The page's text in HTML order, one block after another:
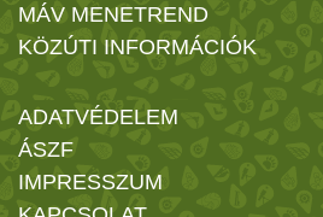
MÁV MENETREND
KÖZÚTI INFORMÁCIÓK
ADATVÉDELEM
ÁSZF
IMPRESSZUM